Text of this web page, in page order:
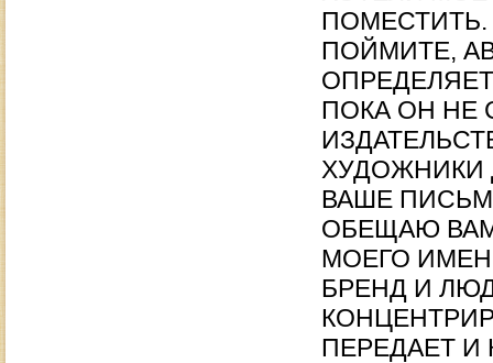
ПОМЕСТИТЬ.
ПОЙМИТЕ,
ПОКА ОН НЕ
ХУДОЖНИКИ
ВАШЕ
ОБЕЩАЮ ВАМ
МОЕГО
БРЕНД И
ПЕРЕДАЕТ